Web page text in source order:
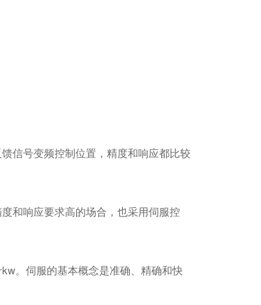
信号变频控制位置，精度和响应都比较
和响应要求高的场合，也采用伺服控
。伺服的基本概念是准确、精确和快